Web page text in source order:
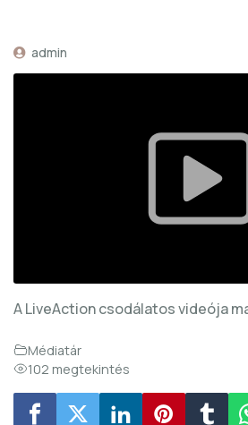
admin
A LiveAction csodálatos videója
Médiatár
102 megtekintés